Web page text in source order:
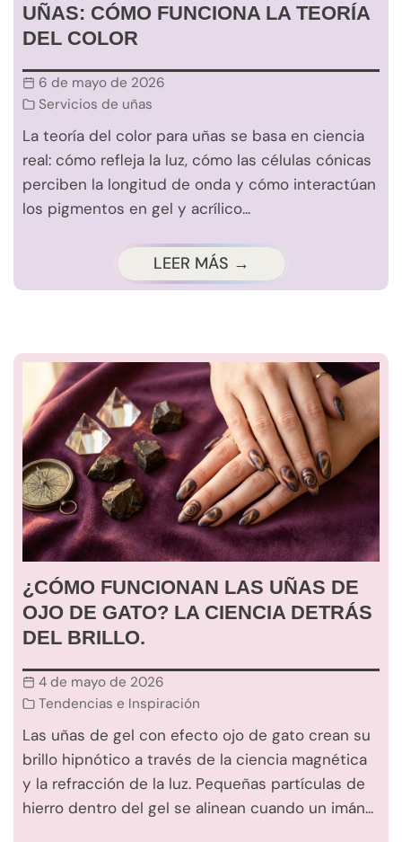
UÑAS: CÓMO FUNCIONA LA TEORÍA
DEL COLOR
6 de mayo de 2026
Servicios de uñas
La teoría del color para uñas se basa en ciencia
real: cómo refleja la luz, cómo las células cónicas
perciben la longitud de onda y cómo interactúan
los pigmentos en gel y acrílico...
LEER MÁS →
¿CÓMO FUNCIONAN LAS UÑAS DE
OJO DE GATO? LA CIENCIA DETRÁS
DEL BRILLO.
4 de mayo de 2026
Tendencias e Inspiración
Las uñas de gel con efecto ojo de gato crean su
brillo hipnótico a través de la ciencia magnética
y la refracción de la luz. Pequeñas partículas de
hierro dentro del gel se alinean cuando un imán...